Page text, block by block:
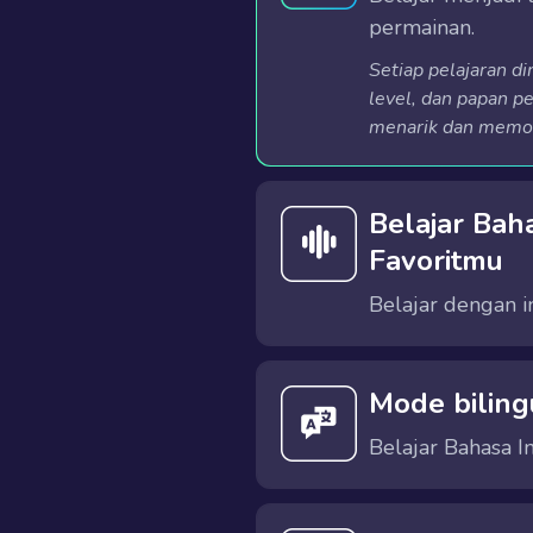
permainan.
Setiap pelajaran
level, dan papan
menarik dan
Belajar
Favoritmu
Belajar dengan
Mode
Belajar Bahasa